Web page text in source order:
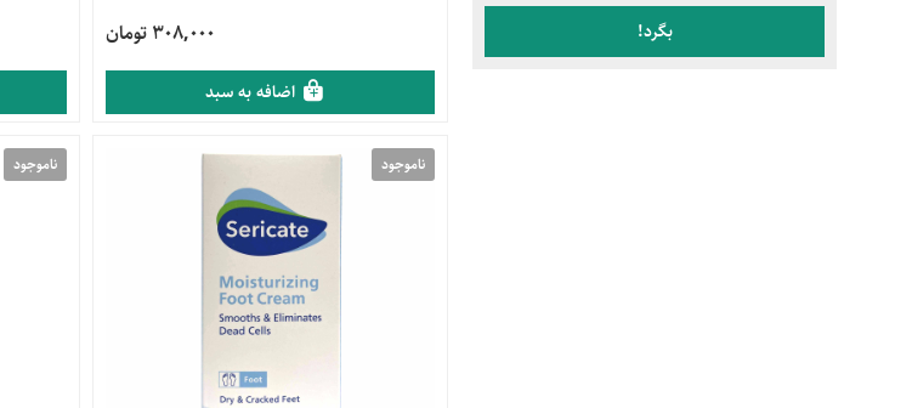
بگرد!
308,000 تومان
اضافه به سبد
ناموجود ناموجود